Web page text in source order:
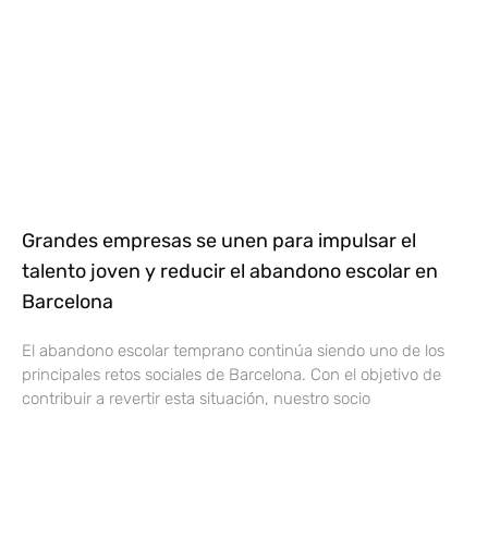
Grandes empresas se unen para impulsar el
talento joven y reducir el abandono escolar en
Barcelona
El abandono escolar temprano continúa siendo uno de los
principales retos sociales de Barcelona. Con el objetivo de
contribuir a revertir esta situación, nuestro socio